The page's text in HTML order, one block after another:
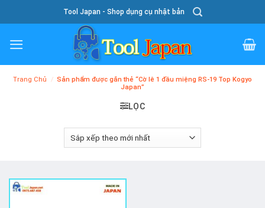
To
Content
Tool Japan - Shop dụng cụ nhật bản
Trang Chủ / Sản phẩm được gắn thẻ “Cờ lê 1 đầu miệng RS-19 Top Kogyo
Japan”
LỌC